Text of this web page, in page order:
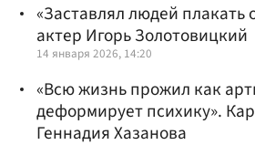
«Заставлял людей плакать
актер Игорь Золотовицкий
14 января 2026, 14:20
«Всю жизнь прожил как
деформирует психику».
Геннадия Хазанова